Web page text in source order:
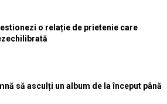
o relație de prietenie care
să asculți un album de la început până